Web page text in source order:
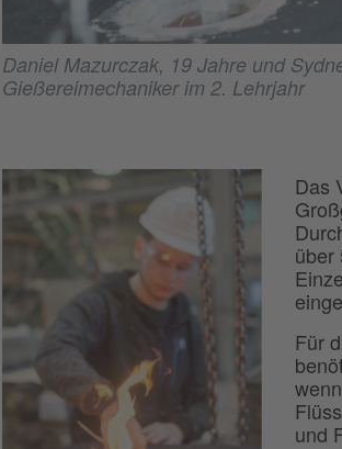
Daniel Mazurczak, 19 Jahre und
Gießereimechaniker im 2. Lehrjahr
Das
über
Für
und